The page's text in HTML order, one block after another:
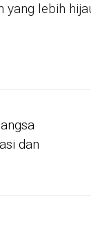
lebih
dan